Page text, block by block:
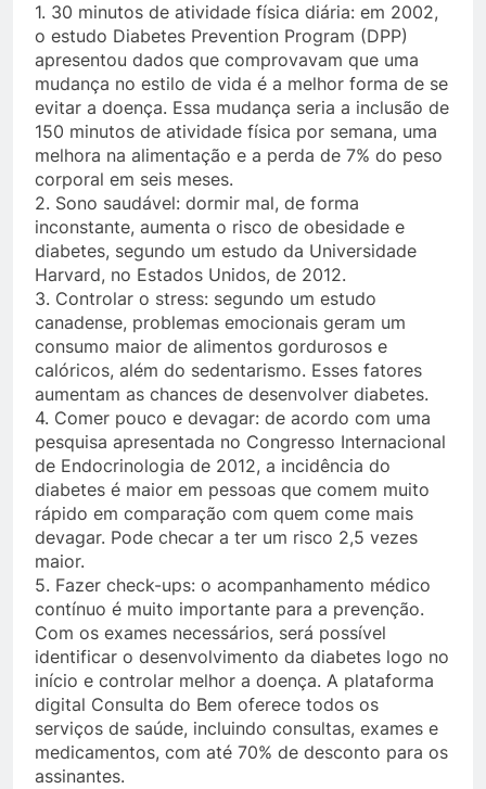
1. 30 minutos de atividade física diária: em 2002,
o estudo Diabetes Prevention Program (DPP)
apresentou dados que comprovavam que uma
mudança no estilo de vida é a melhor forma de se
evitar a doença. Essa mudança seria a inclusão de
150 minutos de atividade física por semana, uma
melhora na alimentação e a perda de 7% do peso
corporal em seis meses.
2. Sono saudável: dormir mal, de forma
inconstante, aumenta o risco de obesidade e
diabetes, segundo um estudo da Universidade
Harvard, no Estados Unidos, de 2012.
3. Controlar o stress: segundo um estudo
canadense, problemas emocionais geram um
consumo maior de alimentos gordurosos e
calóricos, além do sedentarismo. Esses fatores
aumentam as chances de desenvolver diabetes.
4. Comer pouco e devagar: de acordo com uma
pesquisa apresentada no Congresso Internacional
de Endocrinologia de 2012, a incidência do
diabetes é maior em pessoas que comem muito
rápido em comparação com quem come mais
devagar. Pode checar a ter um risco 2,5 vezes
maior.
5. Fazer check-ups: o acompanhamento médico
contínuo é muito importante para a prevenção.
Com os exames necessários, será possível
identificar o desenvolvimento da diabetes logo no
início e controlar melhor a doença. A plataforma
digital Consulta do Bem oferece todos os
serviços de saúde, incluindo consultas, exames e
medicamentos, com até 70% de desconto para os
assinantes.